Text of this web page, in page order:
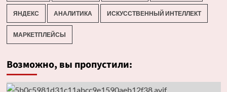
ЯНДЕКС АНАЛИТИКА ИСКУССТВЕННЫЙ ИНТЕЛЛЕКТ
МАРКЕТПЛЕЙСЫ
Возможно, вы пропустили: